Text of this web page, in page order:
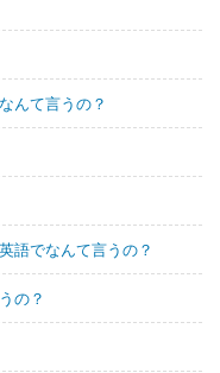
んて言うの？
語でなんて言うの？
の？